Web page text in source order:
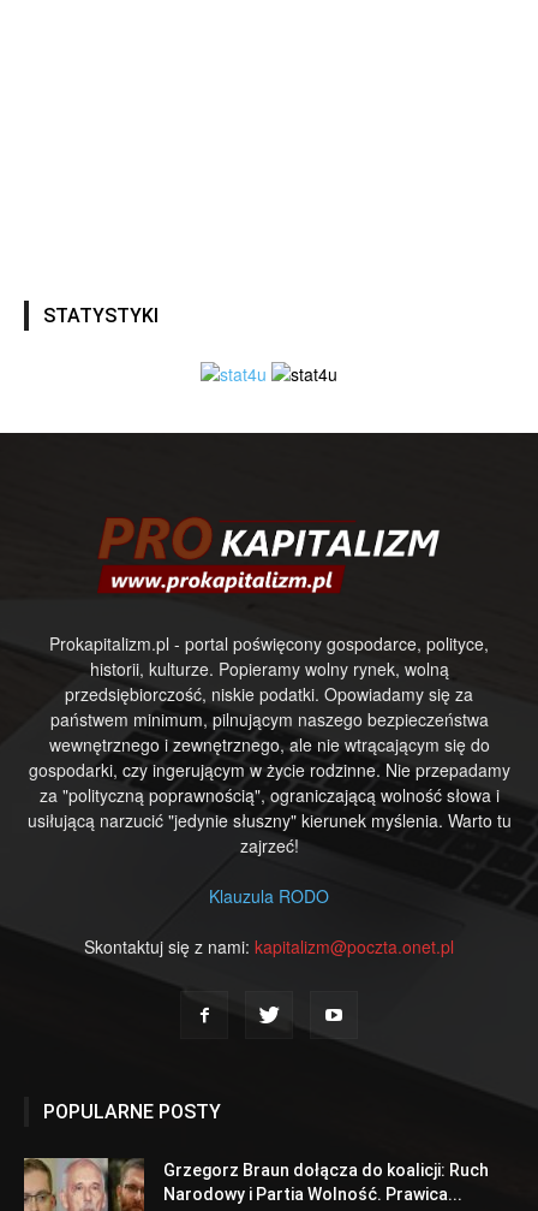
STATYSTYKI
Prokapitalizm.pl - portal poświęcony gospodarce, polityce,
historii, kulturze. Popieramy wolny rynek, wolną
przedsiębiorczość, niskie podatki. Opowiadamy się za
państwem minimum, pilnującym naszego bezpieczeństwa
wewnętrznego i zewnętrznego, ale nie wtrącającym się do
gospodarki, czy ingerującym w życie rodzinne. Nie przepadamy
za "polityczną poprawnością", ograniczającą wolność słowa i
usiłującą narzucić "jedynie słuszny" kierunek myślenia. Warto tu
zajrzeć!
Klauzula RODO
Skontaktuj się z nami: kapitalizm@poczta.onet.pl
POPULARNE POSTY
Grzegorz Braun dołącza do koalicji: Ruch
Narodowy i Partia Wolność. Prawica...